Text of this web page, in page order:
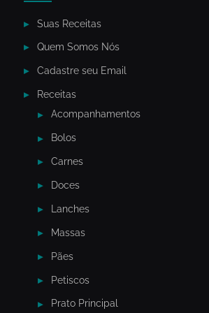
Suas Receitas
Quem Somos Nós
Cadastre seu Email
Receitas
Acompanhamentos
Bolos
Carnes
Doces
Lanches
Massas
Pães
Petiscos
Prato Principal